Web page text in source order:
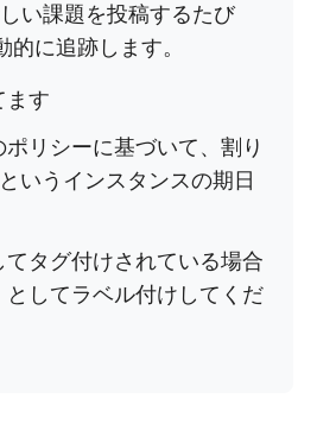
い課題を投稿するたび
に追跡します。
ます
リシーに基づいて、割り
いうインスタンスの期日
てタグ付けされている場合
としてラベル付けしてくだ